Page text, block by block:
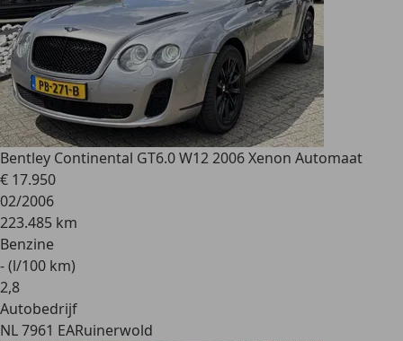
Bentley Continental GT6.0 W12 2006 Xenon Automaat
€ 17.950
02/2006
223.485 km
Benzine
- (l/100 km)
2,8
Autobedrijf
NL 7961 EARuinerwold